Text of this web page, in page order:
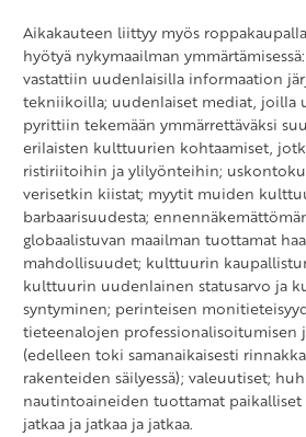
Aikakauteen liittyy myös
hyötyä nykymaailman
vastattiin uudenlaisilla informaation
tekniikoilla; uudenlaiset mediat, joilla
pyrittiin tekemään ymmärrettäväksi
erilaisten kulttuurien kohtaamiset,
ristiriitoihin ja ylilyönteihin;
verisetkin kiistat; myytit muiden
barbaarisuudesta;
globaalistuvan maailman tuottamat
mahdollisuudet; kulttuurin
kulttuurin uudenlainen statusarvo ja
syntyminen; perinteisen
tieteenalojen professionalisoitumisen
(edelleen toki samanaikaisesti
rakenteiden säilyessä); valeuutiset;
nautintoaineiden tuottamat paikalliset
jatkaa ja jatkaa ja jatkaa.